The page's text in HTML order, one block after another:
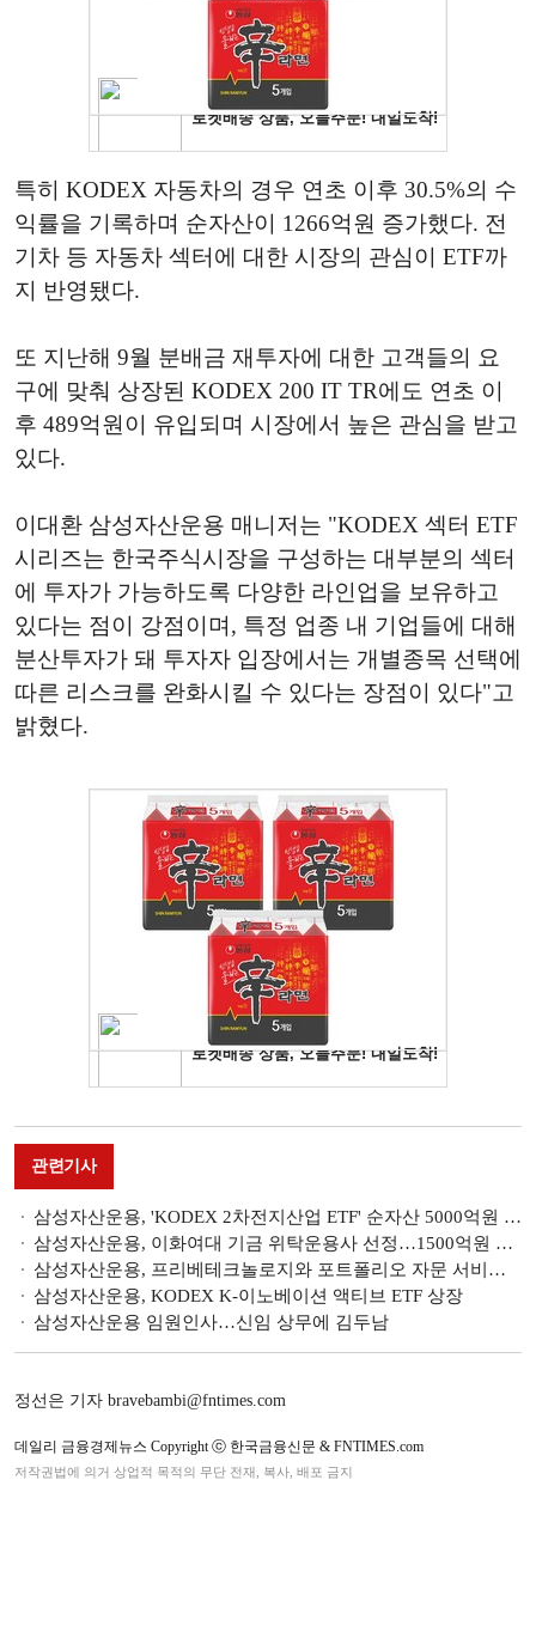
특히 KODEX 자동차의 경우 연초 이후 30.5%의 수
익률을 기록하며 순자산이 1266억원 증가했다. 전
기차 등 자동차 섹터에 대한 시장의 관심이 ETF까
지 반영됐다.
또 지난해 9월 분배금 재투자에 대한 고객들의 요
구에 맞춰 상장된 KODEX 200 IT TR에도 연초 이
후 489억원이 유입되며 시장에서 높은 관심을 받고
있다.
이대환 삼성자산운용 매니저는 "KODEX 섹터 ETF
시리즈는 한국주식시장을 구성하는 대부분의 섹터
에 투자가 가능하도록 다양한 라인업을 보유하고
있다는 점이 강점이며, 특정 업종 내 기업들에 대해
분산투자가 돼 투자자 입장에서는 개별종목 선택에
따른 리스크를 완화시킬 수 있다는 장점이 있다"고
밝혔다.
관련기사
삼성자산운용, 'KODEX 2차전지산업 ETF' 순자산 5000억원 돌파
삼성자산운용, 이화여대 기금 위탁운용사 선정…1500억원 규모
삼성자산운용, 프리베테크놀로지와 포트폴리오 자문 서비스 맞손
삼성자산운용, KODEX K-이노베이션 액티브 ETF 상장
삼성자산운용 임원인사…신임 상무에 김두남
정선은 기자 bravebambi@fntimes.com
데일리 금융경제뉴스 Copyright ⓒ 한국금융신문 & FNTIMES.com
저작권법에 의거 상업적 목적의 무단 전재, 복사, 배포 금지